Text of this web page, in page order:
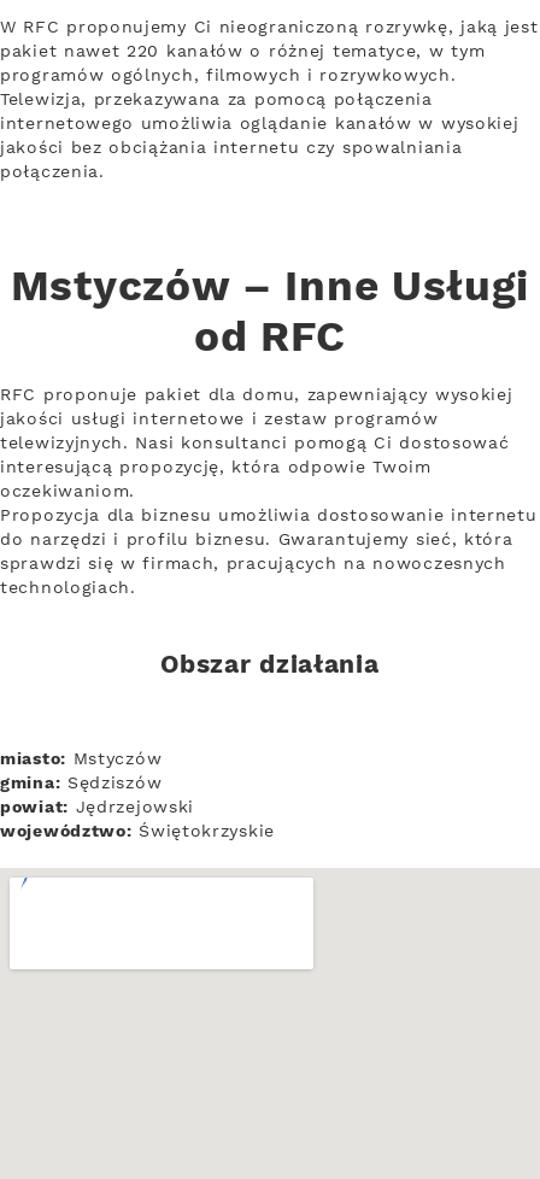
W RFC proponujemy Ci nieograniczoną rozrywkę, jaką jest
pakiet nawet 220 kanałów o różnej tematyce, w tym
programów ogólnych, filmowych i rozrywkowych.
Telewizja, przekazywana za pomocą połączenia
internetowego umożliwia oglądanie kanałów w wysokiej
jakości bez obciążania internetu czy spowalniania
połączenia.
Mstyczów – Inne Usługi
od RFC
RFC proponuje pakiet dla domu, zapewniający wysokiej
jakości usługi internetowe i zestaw programów
telewizyjnych. Nasi konsultanci pomogą Ci dostosować
interesującą propozycję, która odpowie Twoim
oczekiwaniom.
Propozycja dla biznesu umożliwia dostosowanie internetu
do narzędzi i profilu biznesu. Gwarantujemy sieć, która
sprawdzi się w firmach, pracujących na nowoczesnych
technologiach.
Obszar działania
miasto: Mstyczów
gmina: Sędziszów
powiat: Jędrzejowski
województwo: Świętokrzyskie